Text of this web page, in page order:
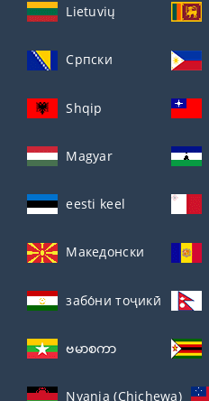
Lietuvių
Српски
Shqip
Magyar
eesti keel
Македонски
забо́ни тоҷикӣ́
ဗမာစကာ
Nyanja (Chichewa)